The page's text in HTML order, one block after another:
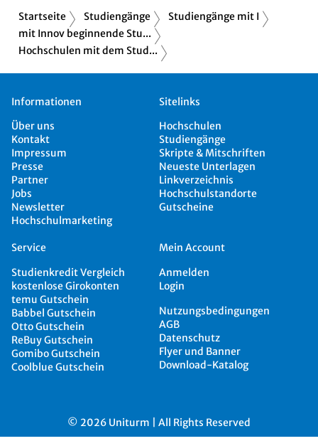
Startseite Studiengänge
Studiengänge mit I
mit Innov beginnende Stu...
Hochschulen mit dem Stud...
Informationen
Über uns
Kontakt
Impressum
Presse
Partner
Jobs
Newsletter
Hochschulmarketing
Sitelinks
Hochschulen
Studiengänge
Skripte & Mitschriften
Neueste Unterlagen
Linkverzeichnis
Hochschulstandorte
Gutscheine
Service
Studienkredit Vergleich
kostenlose Girokonten
temu Gutschein
Babbel Gutschein
Otto Gutschein
ReBuy Gutschein
Gomibo Gutschein
Coolblue Gutschein
Mein Account
Anmelden
Login
Nutzungsbedingungen
AGB
Datenschutz
Flyer und Banner
Download-Katalog
© 2026 Uniturm | All Rights Reserved